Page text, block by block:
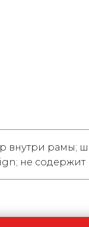
внутри
не содержит